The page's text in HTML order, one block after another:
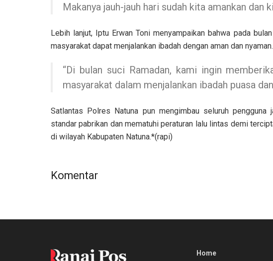
Makanya jauh-jauh hari sudah kita amankan dan
Lebih lanjut, Iptu Erwan Toni menyampaikan bahwa pada
masyarakat dapat menjalankan ibadah dengan aman dan nyaman.
“Di bulan suci Ramadan, kami ingin
masyarakat dalam menjalankan ibadah puasa
Satlantas Polres Natuna pun mengimbau seluruh pengguna
standar pabrikan dan mematuhi peraturan lalu lintas demi
di wilayah Kabupaten Natuna.*(rapi)
Komentar
Home